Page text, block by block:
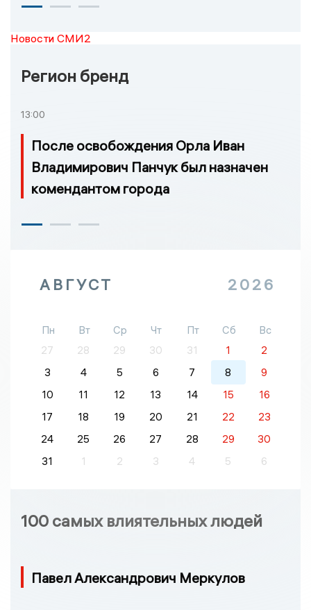
Новости СМИ2
Регион бренд
13:00
После освобождения Орла Иван
Владимирович Панчук был назначен
комендантом города
АВГУСТ 2026
Пн Вт Ср Чт Пт Сб
Вс
27
28 29 30 31 1
2
3
4 5 6 7 8
9
10
11 12 13 14 15
16
17
18 19 20 21 22
23
24
25 26 27 28 29
30
31
1 2 3 4 5 6
100 самых влиятельных людей
Павел Александрович Меркулов